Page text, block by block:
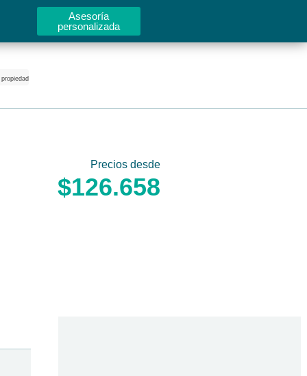
Asesoría
personalizada
Precios desde
$126.658